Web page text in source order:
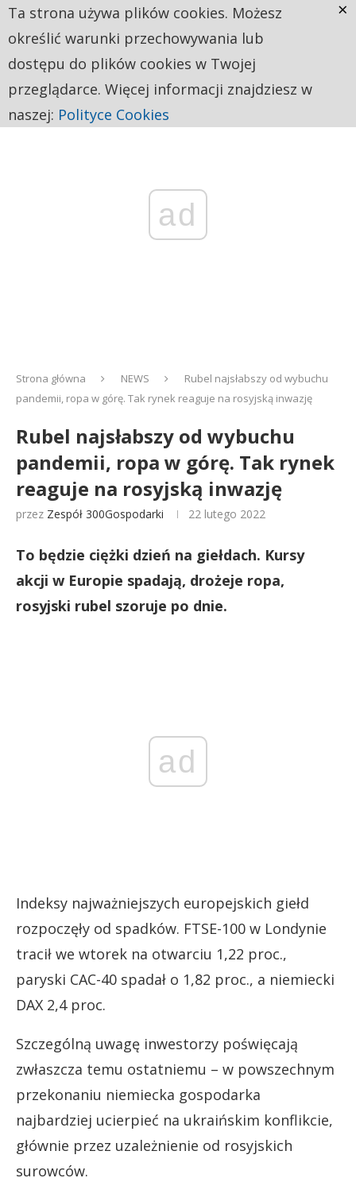
ad
Strona główna NEWS
Rubel najsłabszy od wybuchu
pandemii, ropa w górę. Tak rynek reaguje na rosyjską inwazję
Rubel najsłabszy od wybuchu
pandemii, ropa w górę. Tak rynek
reaguje na rosyjską inwazję
przez Zespół 300Gospodarki 22 lutego 2022
To będzie ciężki dzień na giełdach. Kursy
akcji w Europie spadają, drożeje ropa,
rosyjski rubel szoruje po dnie.
ad
Indeksy najważniejszych europejskich giełd
rozpoczęły od spadków. FTSE-100 w Londynie
tracił we wtorek na otwarciu 1,22 proc.,
paryski CAC-40 spadał o 1,82 proc., a niemiecki
DAX 2,4 proc.
Szczególną uwagę inwestorzy poświęcają
zwłaszcza temu ostatniemu – w powszechnym
przekonaniu niemiecka gospodarka
najbardziej ucierpieć na ukraińskim konflikcie,
głównie przez uzależnienie od rosyjskich
surowców.
Ta strona używa plików cookies. Możesz
określić warunki przechowywania lub
dostępu do plików cookies w Twojej
przeglądarce. Więcej informacji znajdziesz w
naszej: Polityce Cookies
×